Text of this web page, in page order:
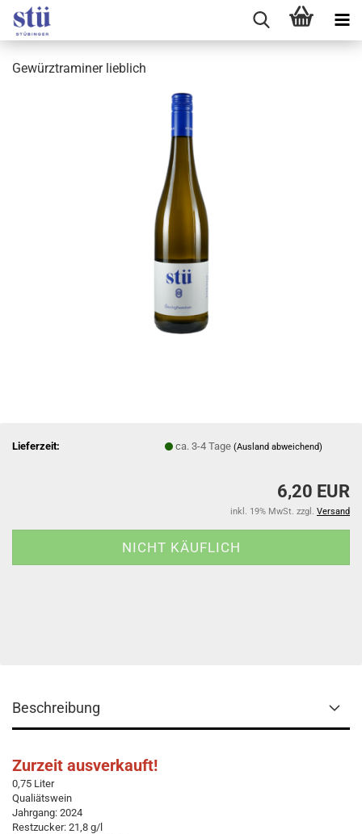
Gewürztraminer lieblich
Lieferzeit: ca. 3-4 Tage(Ausland abweichend)
6,20 EUR
inkl. 19% MwSt. zzgl. Versand
Beschreibung
Zurzeit ausverkauft!
0,75 Liter
Qualiätswein
Jahrgang: 2024
Restzucker: 21,8 g/l